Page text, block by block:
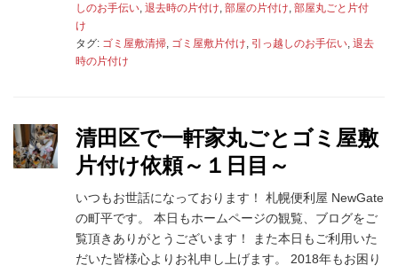
しのお手伝い 退去時の片付け 部屋の片付け 部屋丸ごと片付
け
タグ: ゴミ屋敷清掃 ゴミ屋敷片付け 引っ越しのお手伝い 退去
時の片付け
清田区で一軒家丸ごとゴミ屋敷
片付け依頼～１日目～
いつもお世話になっております！ 札幌便利屋 NewGate
の町平です。 本日もホームページの観覧、ブログをご
覧頂きありがとうございます！ また本日もご利用いた
だいた皆様心よりお礼申し上げます。 2018年もお困り